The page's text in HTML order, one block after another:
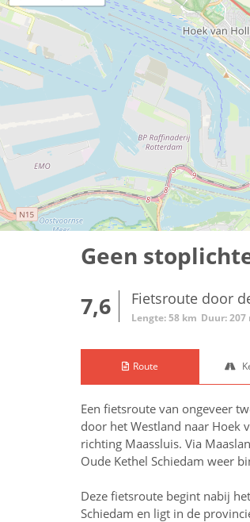
Geen
7,6 Fietsroute door
Lengte: 58 km Duur: 207
Route
Een fietsroute van ongeveer
door het Westland naar Hoek
richting Maassluis. Via
Oude Kethel Schiedam weer
Deze fietsroute begint nabij
Schiedam en ligt in de